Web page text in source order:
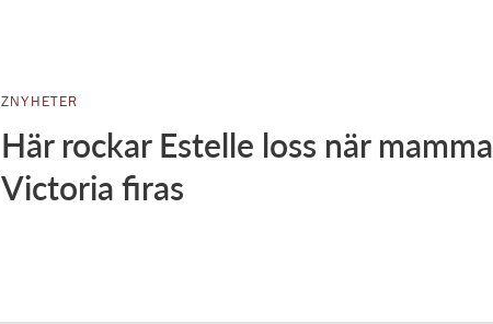
ZNYHETER
Här rockar Estelle loss när mamma
Victoria firas